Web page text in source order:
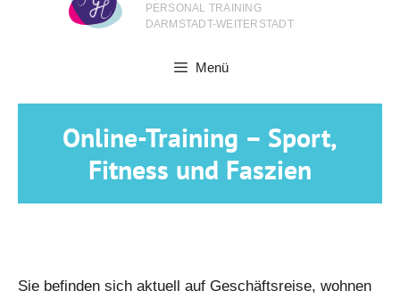
PERSONAL TRAINING
DARMSTADT-WEITERSTADT
Menü
Online-Training – Sport,
Fitness und Faszien
Sie befinden sich aktuell auf Geschäftsreise, wohnen